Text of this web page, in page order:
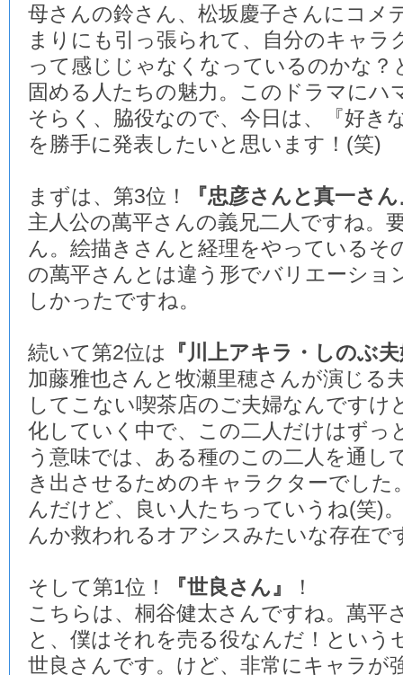
母さんの鈴さん、松坂慶子さんにコメ
まりにも引っ張られて、自分のキャラ
って感じじゃなくなっているのかな？
固める人たちの魅力。このドラマにハ
そらく、脇役なので、今日は、『好き
を勝手に発表したいと思います！(笑)
まずは、第3位！
『忠彦さんと真一さ
主人公の萬平さんの義兄二人ですね。
ん。絵描きさんと経理をやっているそ
の萬平さんとは違う形でバリエーショ
しかったですね。
続いて第2位は
『川上アキラ・しのぶ
加藤雅也さんと牧瀬里穂さんが演じる
してこない喫茶店のご夫婦なんですけ
化していく中で、この二人だけはずっ
う意味では、ある種のこの二人を通し
き出させるためのキャラクターでした
んだけど、良い人たちっていうね(笑)
んか救われるオアシスみたいな存在で
そして第1位！ 『世良さん』
！
こちらは、桐谷健太さんですね。萬平
と、僕はそれを売る役なんだ！という
世良さんです。けど、非常にキャラが